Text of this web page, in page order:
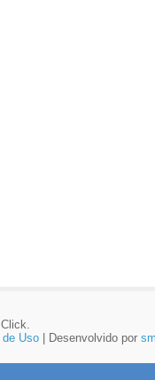
de Uso| Desenvolvido por